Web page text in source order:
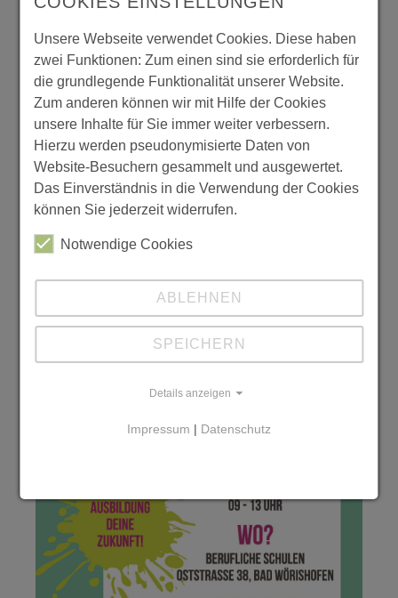
wurde dieses Jahr bei der Jobchancen-Messe
extra hervorgehoben. Zahlreiche Unternehmen
waren als "Praktikumsbetrieb" gekennzeichnet -
hier konnten sich die Jugendlichen direkt
informieren, welche Praktikumsplätze angeboten
werden.
Unsere Webseite verwendet Cookies. Diese haben
zwei Funktionen: Zum einen sind sie erforderlich für
die grundlegende Funktionalität unserer Website.
Zum anderen können wir mit Hilfe der Cookies
unsere Inhalte für Sie immer weiter verbessern.
Hierzu werden pseudonymisierte Daten von
Website-Besuchern gesammelt und ausgewertet.
Das Einverständnis in die Verwendung der Cookies
können Sie jederzeit widerrufen.
Notwendige Cookies
ABLEHNEN
SPEICHERN
Details anzeigen
Impressum | Datenschutz